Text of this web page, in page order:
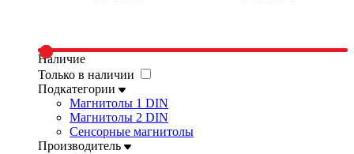
Наличие
Только в наличии
Подкатегории
Магнитолы 1 DIN
Магнитолы 2 DIN
Сенсорные магнитолы
Производитель